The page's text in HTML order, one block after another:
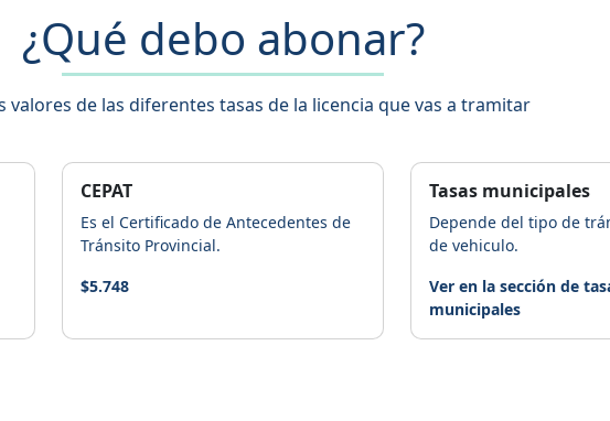
¿Qué debo abonar?
valores de las diferentes tasas de la licencia que vas a tramitar
CEPAT
Es el Certificado de Antecedentes de
Tránsito Provincial.
$5.748
Tasas municipales
Depende del tipo de
de vehiculo.
Ver en la sección de
municipales